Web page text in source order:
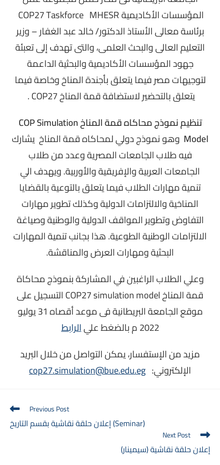
برئاسة معالى الأستاذ الدكتور/ خالد عبد الغفار – وزير
التعليم العالى والبحث العلمى، والتى تهدف إلى تعبئة
جهود المؤسسات الأكاديمية والبحثية الداعمة
لتوجيهات مصر فيما يتعلق بأجندة المناخ وخاصة فيما
يتعلق بالتحضير لاستضافة قمة المناخ COP27 .
تنظيم نموذج محاكاه قمة المناخCOP Simulation
Model وهو نموذج دولي لمحاكاه قمة المناخ يشارك
فيه طلاب الجامعات المصرية وعدد من طلاب
الجامعات العربية والإفريقية والأوربية. ويهدف الي
تنمية مهارات الطلاب فيما يتعلق بالتوعية بالقضايا
المناخية والالتزامات الدولية وكذلك تطوير مهارات
التفاوض وتطوير المواقف الدولية والوطنية وصياغة
الالتزامات الوطنية الطوعية. هذا بجانب تنمية المهارات
البحثية ومهارات العرض والمناقشة.
وعلي الطلاب الراغبين في المشاركة بنموذج محاكاة
قمة المناخ COP27 simulation model التسجيل على
موقع الجامعة البريطانية فى موعد أقصاه 31 يوليو
2022 م بالضغط علي
الرابط
مزيدمن الإستفسار، يمكن التواصل من خلال البريد
الإلكتروني: cop27.simulation@bue.edu.eg
Read
more
articles
Previous Post
إعلان حلقة نقاشية بقسم التاريخ (Seminar)
Next Post
إعلان حلقة نقاشية (سيمينار)